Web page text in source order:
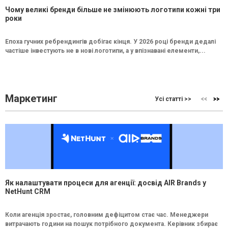
Чому великі бренди більше не змінюють логотипи кожні три
роки
Епоха гучних ребрендингів добігає кінця. У 2026 році бренди дедалі
частіше інвестують не в нові логотипи, а у впізнавані елементи,...
Маркетинг Усі статті >>
Як налаштувати процеси для агенції: досвід AIR Brands у
NetHunt CRM
Коли агенція зростає, головним дефіцитом стає час. Менеджери
витрачають години на пошук потрібного документа. Керівник збирає